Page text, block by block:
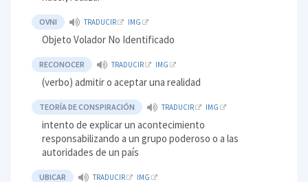
OVNI TRADUCIR IMG
Objeto Volador No Identificado
RECONOCER TRADUCIR IMG
(verbo) admitir o aceptar una realidad
TEORÍA DE CONSPIRACIÓN TRADUCIR IMG
intento de explicar un acontecimiento
responsabilizando a un grupo poderoso o a las
autoridades de un país
UBICAR TRADUCIR IMG